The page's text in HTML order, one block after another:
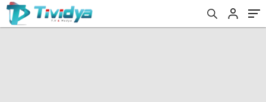
evden
eve
nakliyat